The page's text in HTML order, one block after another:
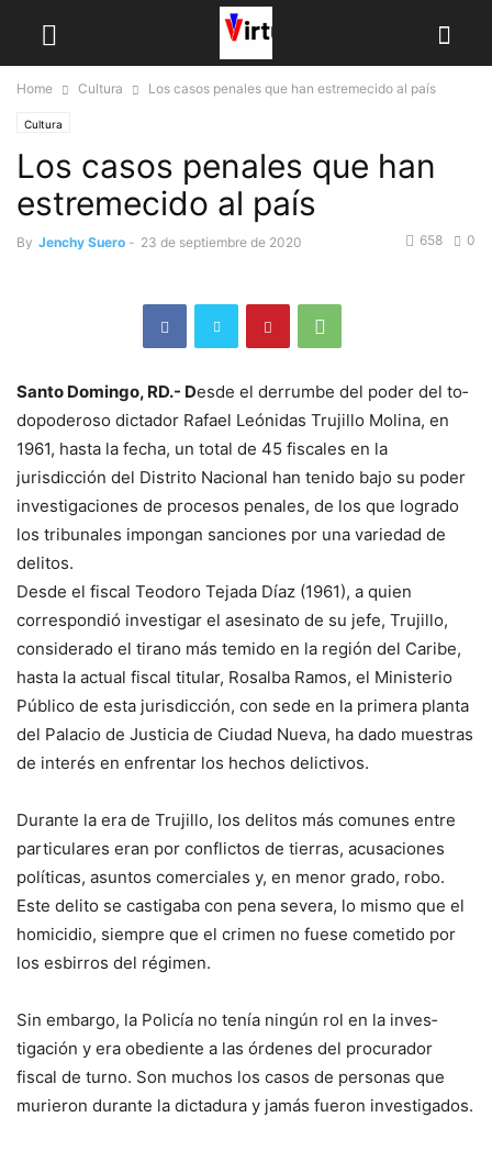
Home Cultura Los casos penales que han estremecido al país
Cultura
Los casos penales que han
estremecido al país
By Jenchy Suero - 23 de septiembre de 2020 0
658
Santo Domingo, RD.- Desde el de­rrumbe del poder del to­
dopoderoso dictador Ra­fael Leónidas Trujillo Moli­na, en
1961, hasta la fecha, un total de 45 fiscales en la
jurisdicción del Distrito Na­cional han tenido bajo su po­der
investigaciones de pro­cesos penales, de los que logrado
los tribunales im­pongan sanciones por una variedad de
delitos.
Desde el fiscal Teodoro Tejada Díaz (1961), a quien
correspondió investigar el asesinato de su jefe, Trujillo,
considerado el tirano más te­mido en la región del Caribe,
hasta la actual fiscal titular, Rosalba Ramos, el Minis­terio
Público de esta jurisdic­ción, con sede en la primera planta
del Palacio de Justicia de Ciudad Nueva, ha dado muestras
de interés en enfren­tar los hechos delictivos.
Durante la era de Trujillo, los delitos más comunes en­tre
particulares eran por con­flictos de tierras, acusaciones
políticas, asuntos comerciales y, en menor grado, robo.
Este delito se castigaba con pena severa, lo mismo que el
homi­cidio, siempre que el crimen no fuese cometido por
los es­birros del régimen.
Sin embargo, la Policía no tenía ningún rol en la inves­
tigación y era obediente a las órdenes del procurador
fiscal de turno. Son muchos los ca­sos de personas que
murieron durante la dictadura y jamás fueron investigados.